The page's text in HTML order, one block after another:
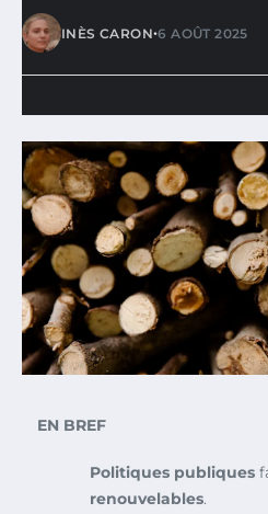
INÈS CARON•6 AOÛT 2025
EN BREF
Politiques publiques
renouvelables.